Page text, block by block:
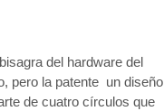
del hardware del
pero la patente un diseño
de cuatro círculos que